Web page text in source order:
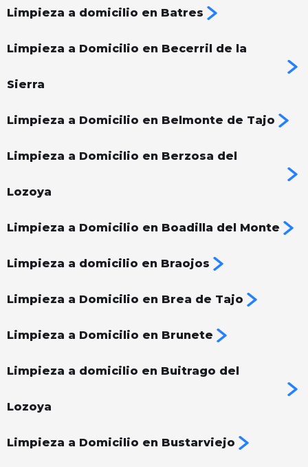
Limpieza a domicilio en Batres
Limpieza a Domicilio en Becerril de la
Sierra
Limpieza a Domicilio en Belmonte de Tajo
Limpieza a Domicilio en Berzosa del
Lozoya
Limpieza a Domicilio en Boadilla del Monte
Limpieza a domicilio en Braojos
Limpieza a Domicilio en Brea de Tajo
Limpieza a Domicilio en Brunete
Limpieza a domicilio en Buitrago del
Lozoya
Limpieza a Domicilio en Bustarviejo